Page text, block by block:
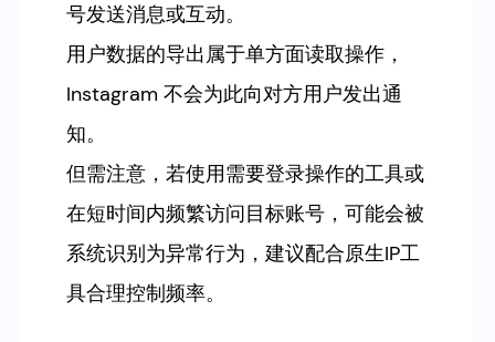
号发送消息或互动。
用户数据的导出属于单方面读取操作，
Instagram 不会为此向对方用户发出通
知。
但需注意，若使用需要登录操作的工具或
在短时间内频繁访问目标账号，可能会被
系统识别为异常行为，建议配合原生IP工
具合理控制频率。